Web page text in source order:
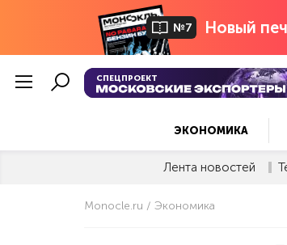
№7 Новый
СПЕЦПРОЕКТ
ЭКОНОМИКА
Лента новостей
Monocle.ru Экономика